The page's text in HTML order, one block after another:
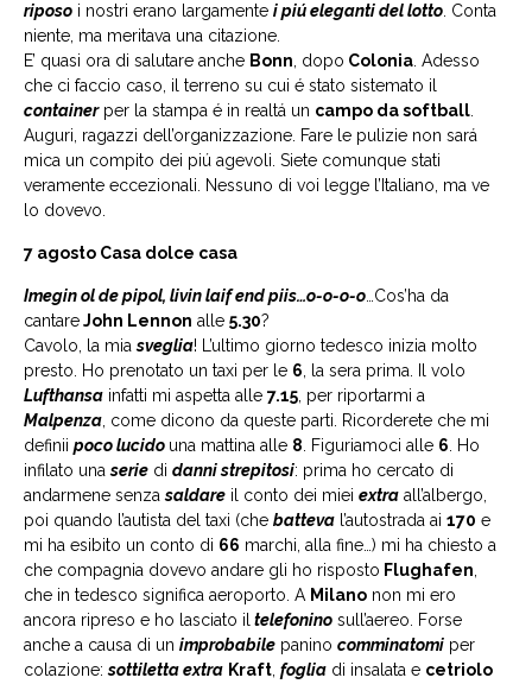
riposo i nostri erano largamente i piú eleganti del lotto . Conta
niente, ma meritava una citazione.
E’ quasi ora di salutare anche Bonn , dopo Colonia . Adesso
che ci faccio caso, il terreno su cui é stato sistemato il
containerper la stampa é in realtá un campo da softball
Auguri, ragazzi dell’organizzazione. Fare le pulizie non sará
mica un compito dei piú agevoli. Siete comunque stati
veramente eccezionali. Nessuno di voi legge l’Italiano, ma ve
lo dovevo.
7 agosto Casa dolce casa
Imegin ol de pipol, livin laif end piis…o-o-o-o …Cos’ha da
cantareJohn Lennon alle 5.30?
Cavolo, la miasveglia! L’ultimo giorno tedesco inizia molto
presto. Ho prenotato un taxi per le 6 , la sera prima. Il volo
Lufthansa infatti mi aspetta alle 7.15 , per riportarmi a
Malpenza , come dicono da queste parti. Ricorderete che mi
definii poco lucido una mattina alle 8 . Figuriamoci alle 6 . Ho
infilato unaserie di danni strepitosi: prima ho cercato di
andarmene senzasaldare il conto dei miei extra all’albergo,
poi quando l’autista del taxi (che batteva l’autostrada ai 170 e
mi ha esibito un conto di 66 marchi, alla fine…) mi ha chiesto a
che compagnia dovevo andare gli ho risposto Flughafen
che in tedesco significa aeroporto. A Milano non mi ero
ancora ripreso e ho lasciato il telefonino sull’aereo. Forse
anche a causa di un improbabile panino comminatomi per
colazione:sottiletta extra Kraft foglia di insalata e cetriolo